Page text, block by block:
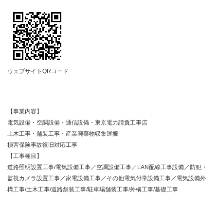
ウェブサイトQRコード
【事業内容】
電気設備・空調設備・通信設備・東京電力請負工事店
土木工事・舗装工事・産業廃棄物収集運搬
損害保険事故復旧対応工事
【工事種目】
道路照明設置工事/電気設備工事／空調設備工事／LAN配線工事設備／防犯・
監視カメラ設置工事／家電設備工事／その他電気付帯設備工事／電気設備外
構工事/土木工事/道路舗装工事/駐車場舗装工事/外構工事/基礎工事